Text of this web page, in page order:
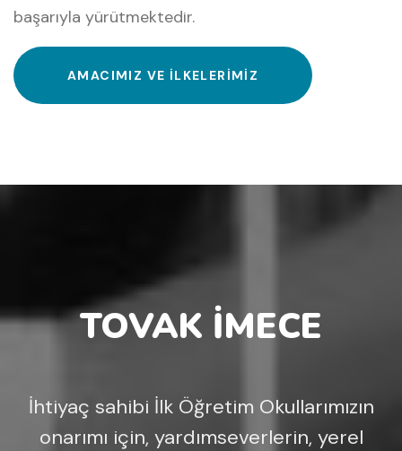
başarıyla yürütmektedir.
AMACIMIZ VE İLKELERIMIZ
TOVAK İMECE
İhtiyaç sahibi İlk Öğretim Okullarımızın
onarımı için, yardımseverlerin, yerel